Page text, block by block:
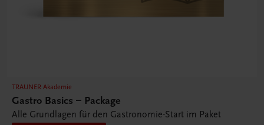
TRAUNER Akademie
Gastro Basics – Package
Alle Grundlagen für den Gastronomie-Start im Paket